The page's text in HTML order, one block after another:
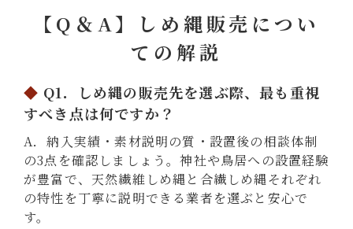
【Q＆A】しめ縄販売につい
ての解説
Q1．しめ縄の販売先を選ぶ際、最も重視
すべき点は何ですか？
A．納入実績・素材説明の質・設置後の相談体制
の3点を確認しましょう。神社や鳥居への設置経験
が豊富で、天然繊維しめ縄と合繊しめ縄それぞれ
の特性を丁寧に説明できる業者を選ぶと安心で
す。